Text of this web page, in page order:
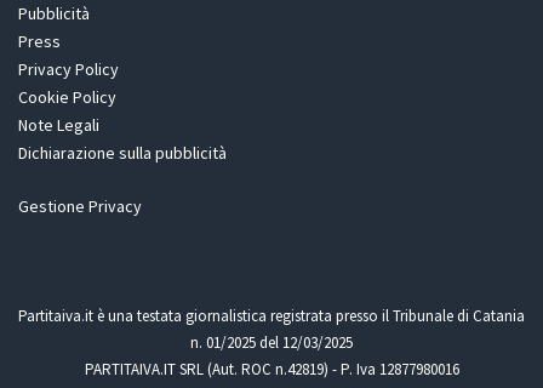
Pubblicità
Press
Privacy Policy
Cookie Policy
Note Legali
Dichiarazione sulla pubblicità
Gestione Privacy
Partitaiva.it è una testata giornalistica registrata presso il Tribunale di Catania
n. 01/2025 del 12/03/2025
PARTITAIVA.IT SRL (Aut. ROC n.42819) - P. Iva 12877980016